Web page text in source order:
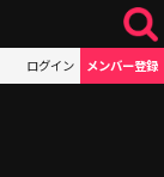
ログイン メンバー登録